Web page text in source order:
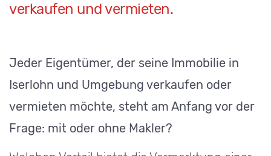
verkaufen und vermieten.
Jeder Eigentümer, der seine Immobilie in
Iserlohn und Umgebung verkaufen oder
vermieten möchte, steht am Anfang vor der
Frage: mit oder ohne Makler?